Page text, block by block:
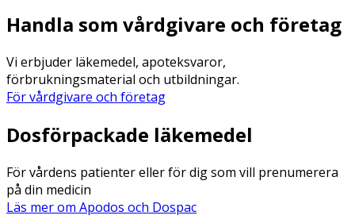
Handla som vårdgivare och företag
Vi erbjuder läkemedel, apoteksvaror,
förbrukningsmaterial och utbildningar.
För vårdgivare och företag
Dosförpackade läkemedel
För vårdens patienter eller för dig som vill prenumerera
på din medicin
Läs mer om Apodos och Dospac